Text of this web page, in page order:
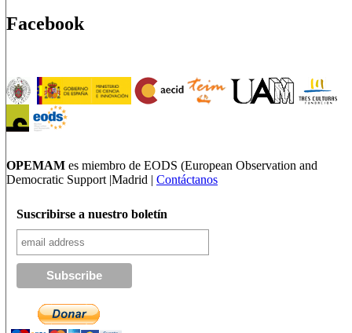
Facebook
OPEMAM es miembro de EODS (European Observation and
Democratic Support |Madrid | Contáctanos
Suscribirse a nuestro boletín